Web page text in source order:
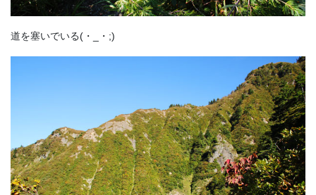
道を塞いでいる(・_・;)